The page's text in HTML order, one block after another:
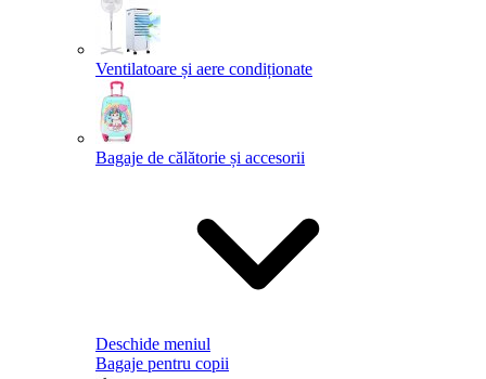
Ventilatoare și aere condiționate
Bagaje de călătorie și accesorii
Deschide meniul
Bagaje pentru copii